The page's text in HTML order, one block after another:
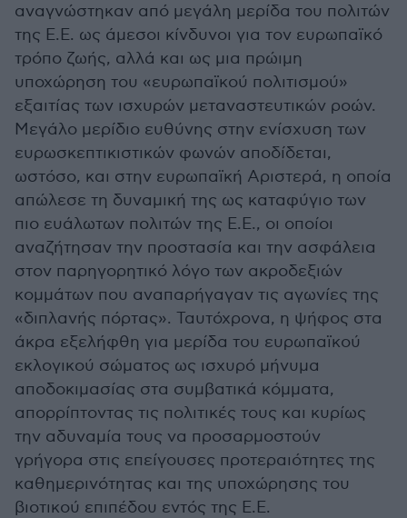
αναγνώστηκαν από μεγάλη μερίδα του πολιτών
της Ε.Ε. ως άμεσοι κίνδυνοι για τον ευρωπαϊκό
τρόπο ζωής, αλλά και ως μια πρώιμη
υποχώρηση του «ευρωπαϊκού πολιτισμού»
εξαιτίας των ισχυρών μεταναστευτικών ροών.
Μεγάλο μερίδιο ευθύνης στην ενίσχυση των
ευρωσκεπτικιστικών φωνών αποδίδεται,
ωστόσο, και στην ευρωπαϊκή Αριστερά, η οποία
απώλεσε τη δυναμική της ως καταφύγιο των
πιο ευάλωτων πολιτών της Ε.Ε., οι οποίοι
αναζήτησαν την προστασία και την ασφάλεια
στον παρηγορητικό λόγο των ακροδεξιών
κομμάτων που αναπαρήγαγαν τις αγωνίες της
«διπλανής πόρτας». Ταυτόχρονα, η ψήφος στα
άκρα εξελήφθη για μερίδα του ευρωπαϊκού
εκλογικού σώματος ως ισχυρό μήνυμα
αποδοκιμασίας στα συμβατικά κόμματα,
απορρίπτοντας τις πολιτικές τους και κυρίως
την αδυναμία τους να προσαρμοστούν
γρήγορα στις επείγουσες προτεραιότητες της
καθημερινότητας και της υποχώρησης του
βιοτικού επιπέδου εντός της Ε.Ε.